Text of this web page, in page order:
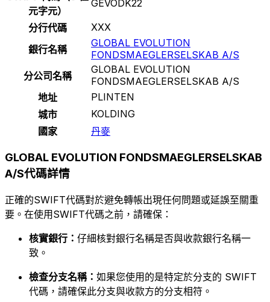
元字元）
GEVODK22
分行代碼
XXX
銀行名稱
GLOBAL EVOLUTION
FONDSMAEGLERSELSKAB A/S
分公司名稱
GLOBAL EVOLUTION
FONDSMAEGLERSELSKAB A/S
地址
PLINTEN
城市
KOLDING
國家
丹麥
GLOBAL EVOLUTION FONDSMAEGLERSELSKAB
A/S代碼詳情
正確的SWIFT代碼對於避免轉帳出現任何問題或延誤至關重
要。在使用SWIFT代碼之前，請確保：
核實銀行： 仔細核對銀行名稱是否與收款銀行名稱一
致。
檢查分支名稱： 如果您使用的是特定於分支的 SWIFT
代碼，請確保此分支與收款方的分支相符。